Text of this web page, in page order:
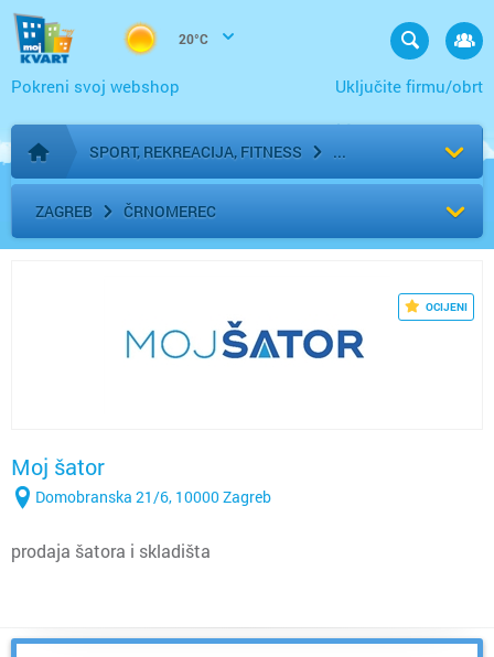
20°C
Uključite firmu/obrt
Pokreni svoj webshop
Početna stranica
SPORT, REKREACIJA, FITNESS
ZAGREB ČRNOMEREC
OCIJENI
Moj šator
Domobranska 21/6, 10000 Zagreb
prodaja šatora i skladišta